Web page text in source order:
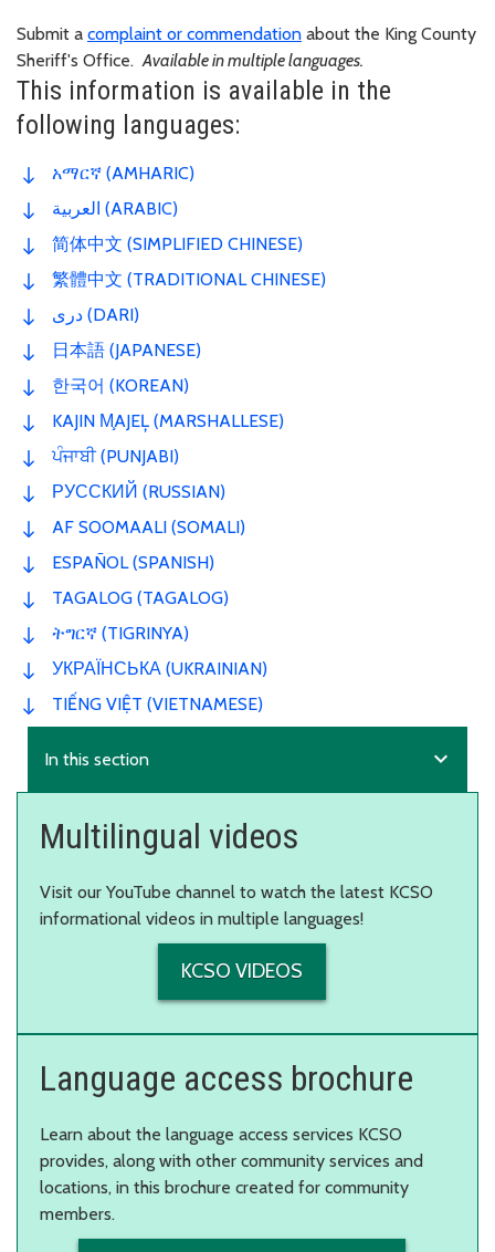
Submit a complaint or commendation about the King County
Sheriff's Office.Available in multiple languages.
This information is available in the
following languages:
አማርኛ (AMHARIC)
العربية (ARABIC)
简体中文 (SIMPLIFIED CHINESE)
繁體中文 (TRADITIONAL CHINESE)
دری (DARI)
日本語 (JAPANESE)
한국어 (KOREAN)
KAJIN M̧AJEĻ (MARSHALLESE)
ਪੰਜਾਬੀ (PUNJABI)
РУССКИЙ (RUSSIAN)
AF SOOMAALI (SOMALI)
ESPAÑOL (SPANISH)
TAGALOG (TAGALOG)
ትግርኛ (TIGRINYA)
УКРАЇНСЬКА (UKRAINIAN)
TIẾNG VIỆT (VIETNAMESE)
In this section expand_more
Multilingual videos
Visit our YouTube channel to watch the latest KCSO
informational videos in multiple languages!
KCSO VIDEOS
Language access brochure
Learn about the language access services KCSO
provides, along with other community services and
locations, in this brochure created for community
members.